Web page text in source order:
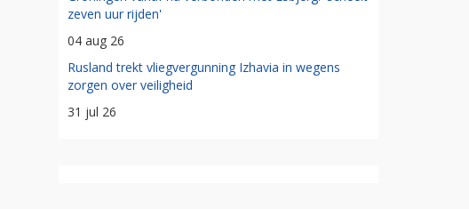
zeven uur rijden'
04 aug 26
Rusland trekt vliegvergunning Izhavia in wegens
zorgen over veiligheid
31 jul 26